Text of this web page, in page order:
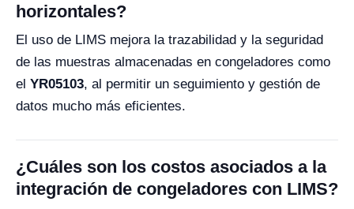
horizontales?
El uso de LIMS mejora la trazabilidad y la seguridad
de las muestras almacenadas en congeladores como
el YR05103, al permitir un seguimiento y gestión de
datos mucho más eficientes.
¿Cuáles son los costos asociados a la
integración de congeladores con LIMS?